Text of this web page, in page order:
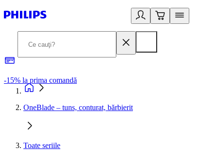
-15% la prima comandă
OneBlade – tuns, conturat, bărbierit
Toate seriile